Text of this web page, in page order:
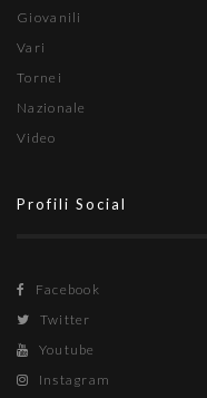
Giovanili
Vari
Tornei
Nazionale
Video
Profili Social
Facebook
Twitter
Youtube
Instagram